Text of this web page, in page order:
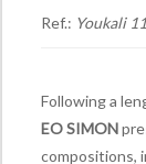
Ref.: Youkali
Following a
EO SIMON
compositions,